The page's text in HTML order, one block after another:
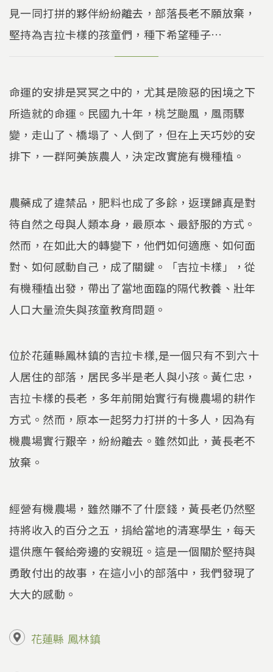
見一同打拼的夥伴紛紛離去，部落長老不願放棄，
堅持為吉拉卡樣的孩童們，種下希望種子…
命運的安排是冥冥之中的，尤其是險惡的困境之下
所造就的命運。民國九十年，桃芝颱風，風雨驟
變，走山了、橋塌了、人倒了，但在上天巧妙的安
排下，一群阿美族農人，決定改實施有機種植。
農藥成了違禁品，肥料也成了多餘，返璞歸真是對
待自然之母與人類本身，最原本、最舒服的方式。
然而，在如此大的轉變下，他們如何適應、如何面
對、如何感動自己，成了關鍵。「吉拉卡樣」，從
有機種植出發，帶出了當地面臨的隔代教養、壯年
人口大量流失與孩童教育問題。
位於花蓮縣鳳林鎮的吉拉卡樣,是一個只有不到六十
人居住的部落，居民多半是老人與小孩。黃仁忠，
吉拉卡樣的長老，多年前開始實行有機農場的耕作
方式。然而，原本一起努力打拼的十多人，因為有
機農場實行艱辛，紛紛離去。雖然如此，黃長老不
放棄。
經營有機農場，雖然賺不了什麼錢，黃長老仍然堅
持將收入的百分之五，捐給當地的清寒學生，每天
還供應午餐給旁邊的安親班。這是一個關於堅持與
勇敢付出的故事，在這小小的部落中，我們發現了
大大的感動。
花蓮縣 鳳林鎮